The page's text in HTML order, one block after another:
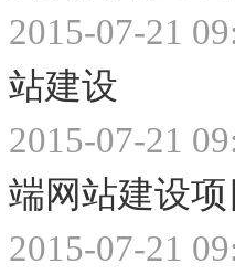
2015-07-21
站建设
2015-07-21
端网站建设
2015-07-21